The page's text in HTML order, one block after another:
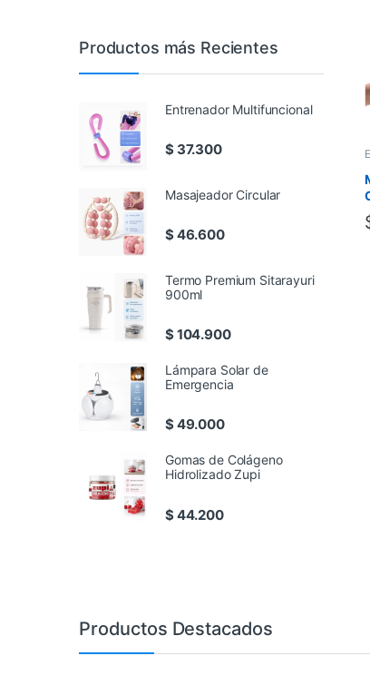
Productos más Recientes
Entrenador Multifuncional
$37.300
Masajeador Circular
$46.600
Termo Premium Sitarayuri
900ml
$104.900
Lámpara Solar de
Emergencia
$49.000
Gomas de Colágeno
Hidrolizado Zupi
$44.200
Productos Destacados